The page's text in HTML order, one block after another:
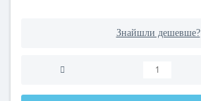
Знайшли дешевше?